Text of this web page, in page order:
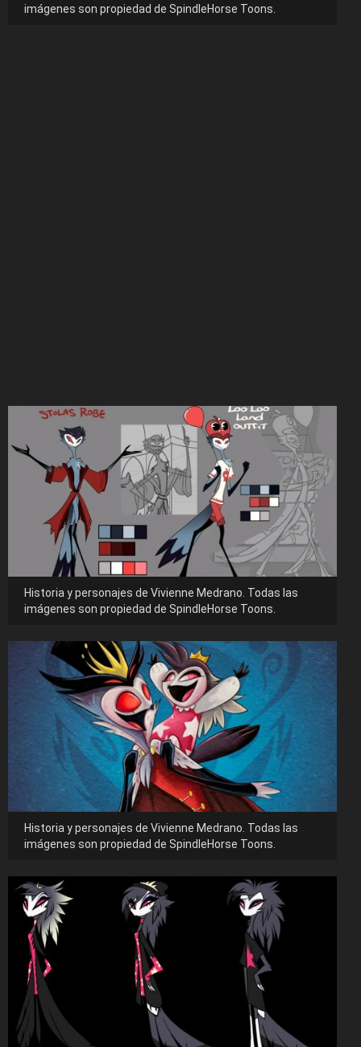
imágenes son propiedad de SpindleHorse Toons.
Historia y personajes de Vivienne Medrano. Todas las
imágenes son propiedad de SpindleHorse Toons.
Historia y personajes de Vivienne Medrano. Todas las
imágenes son propiedad de SpindleHorse Toons.